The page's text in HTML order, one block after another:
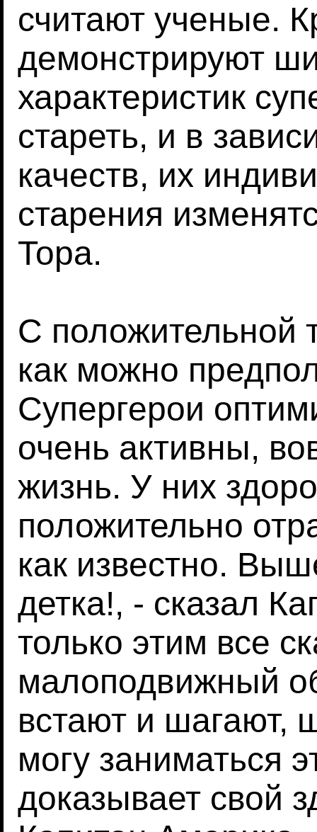
считают ученые.
демонстрируют
характеристик
стареть, и в
качеств, их
старения
Тора.
С положительной
как можно
Супергерои
очень активны,
жизнь. У них
положительно
как известно.
детка!, - сказал
только этим все
малоподвижный
встают и шагают,
могу заниматься
доказывает свой